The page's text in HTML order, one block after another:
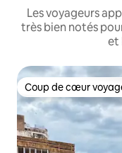
Les voyageurs
très bien notés
et
Coup de cœur
Coup de cœur